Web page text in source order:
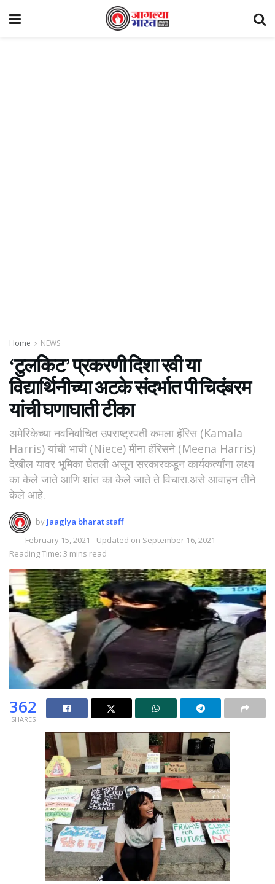
Home NEWS
‘टुलकिट’ प्रकरणी दिशा रवी या
विद्यार्थिनीच्या अटके संदर्भात पी चिदंबरम
यांची घणाघाती टीका
अमेरिकेच्या नवनिर्वाचित उपराष्ट्रपती कमला हॅरिस (Kamala
Harris) यांची भाची (Niece) मीना हॅरिसने (Meena Harris)
देखील यावर भूमिका घेतली असून सरकारकडून कार्यकर्त्यांना लक्ष्य
का केले जाते आणि शांत का केले जाते ते विचारा.असे आवाहन तीने
केले आहे.
by Jaaglya bharat staff
February 15, 2021 - Updated on September 16, 2021
Reading Time: 3 mins read
362
SHARES